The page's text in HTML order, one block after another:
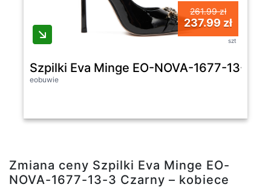
261.99 zł
237.99 zł
szt
Szpilki Eva Minge EO-NOVA-1677-13-3
eobuwie
Zmiana ceny Szpilki Eva Minge EO-
NOVA-1677-13-3 Czarny – kobiece